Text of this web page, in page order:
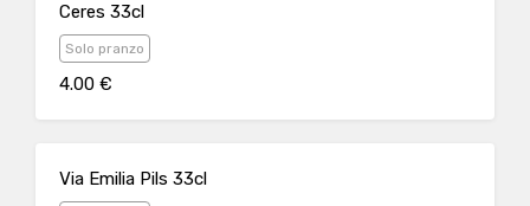
Ceres 33cl
Solo pranzo
4.00 €
Via Emilia Pils 33cl